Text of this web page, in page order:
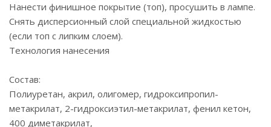
Нанести финишное покрытие (топ), просушить в лампе.
Снять дисперсионный слой специальной жидкостью
(если топ с липким слоем).
Технология нанесения
Состав:
Полиуретан, акрил, олигомер, гидроксипропил-
метакрилат, 2-гидроксиэтил-метакрилат, фенил кетон,
400 диметакрилат,